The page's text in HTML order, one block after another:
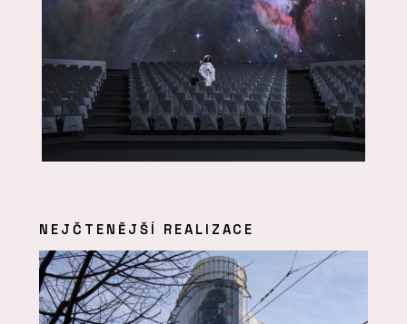
NEJČTENĚJŠÍ REALIZACE